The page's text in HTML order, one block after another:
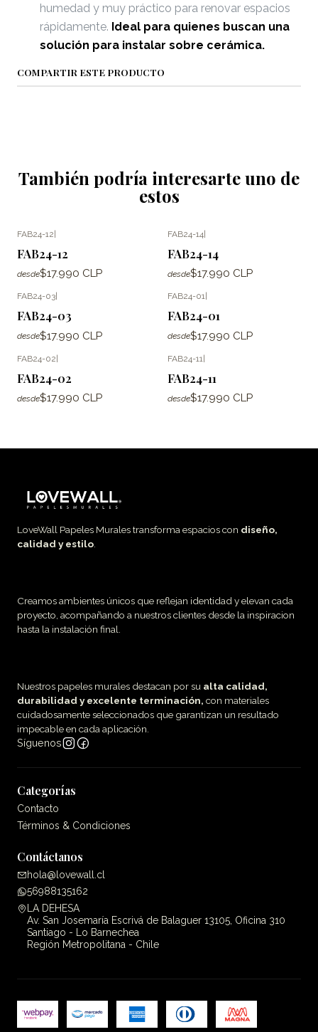
humedad y muy práctico para renovar espacios
rápidamente. Ideal para quienes buscan una
solución para instalar sobre cerámica.
COMPARTIR ESTE PRODUCTO
También podría interesarte uno de
estos
FAB24-12
FAB24-12
desde$17.990 CLP
FAB24-14
FAB24-14
desde$17.990 CLP
FAB24-03
FAB24-03
desde$17.990 CLP
FAB24-01
FAB24-01
desde$17.990 CLP
FAB24-02|
FAB24-02
desde$17.990 CLP
FAB24-11 |
FAB24-11
desde$17.990 CLP
LoveWall Papeles Murales transforma espacios con diseño,
calidad y estilo
Creamos ambientes únicos que reflejan identidad y elevan cada
proyecto, acompañando a nuestros clientes desde la inspiracion
hasta la instalación final.
Nuestros papeles murales destacan por su alta calidad,
durabilidad y excelente terminación, con materiales
cuidadosamente seleccionados que garantizan un resultado
impecable en cada aplicación.
Síguenos
Categorías
Contacto
Términos & Condiciones
Contáctanos
hola@lovewall.cl
56988135162
LA DEHESA
Av. San Josemaría Escrivá de Balaguer 13105, Oficina 310
Santiago - Lo Barnechea
Región Metropolitana - Chile